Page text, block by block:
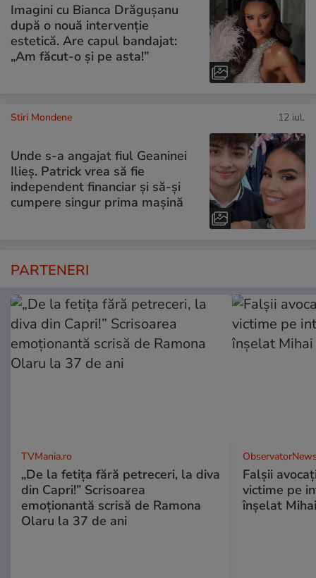
Imagini cu Bianca Drăgușanu
după o nouă intervenție
estetică. Are capul bandajat:
„Am făcut-o și pe asta!”
Stiri Mondene 12 iul.
Unde s-a angajat fiul Geaninei
Ilieș. Patrick vrea să fie
independent financiar și să-și
cumpere singur prima mașină
PARTENERI
TVMania.ro
„De la fetița fără petreceri, la diva
din Capri!” Scrisoarea
emoționantă scrisă de Ramona
Olaru la 37 de ani
Falşii
victime pe
înşelat